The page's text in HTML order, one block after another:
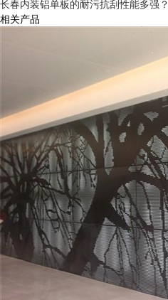
长春内装铝单板的耐污抗刮性能多强？
相关产品